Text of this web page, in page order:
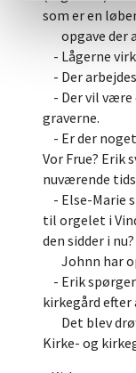
som er en
opgave der
- Lågerne
- Der
- Der vil være
graverne.
- Er der
Vor Frue? Erik
nuværende
- Else-Marie
til orgelet i
den sidder i nu?
Johnn har
- Erik
kirkegård efter
Det blev
Kirke- og